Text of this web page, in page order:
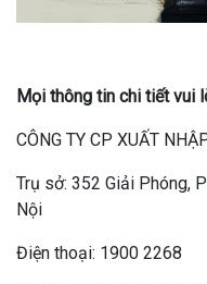
Mọi thông tin chi tiết vui
CÔNG TY CP XUẤT
Trụ sở: 352 Giải Phóng,
Nội
Điện thoại: 1900 2268